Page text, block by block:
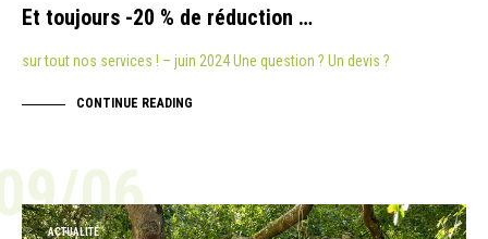
Et toujours -20 % de réduction …
sur tout nos services ! – juin 2024 Une question ? Un devis ?
CONTINUE READING
06
ACTUALITÉ